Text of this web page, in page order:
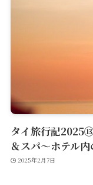
タイ旅行記
＆スパ〜ホテル
2025年2月7日